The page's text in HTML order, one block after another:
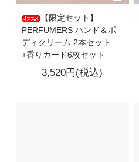
【限定セット】
PERFUMERS ハンド＆ボ
ディクリーム 2本セット
+香りカード6枚セット
3,520円(税込)